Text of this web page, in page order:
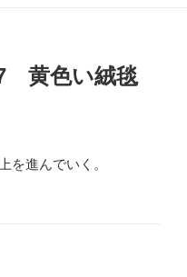
黄色い絨毯
を進んでいく。